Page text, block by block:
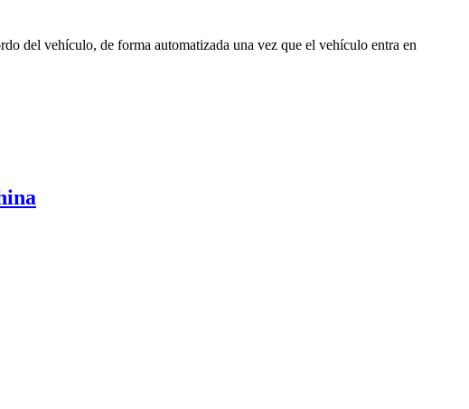
del vehículo, de forma automatizada una vez que el vehículo entra en